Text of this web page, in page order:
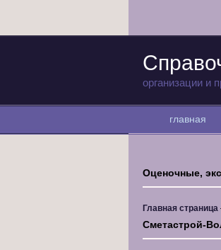
организации и
главная
Оценочные,
Главная страница
Сметастрой-